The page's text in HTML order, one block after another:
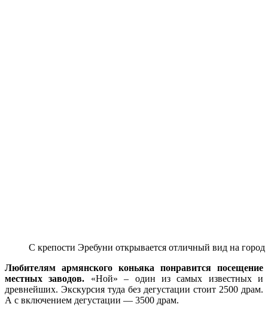
С крепости Эребуни открывается отличный вид на город
Любителям армянского коньяка понравится посещение
местных заводов. «Ной» – один из самых известных и
древнейших. Экскурсия туда без дегустации стоит 2500 драм.
А с включением дегустации — 3500 драм.